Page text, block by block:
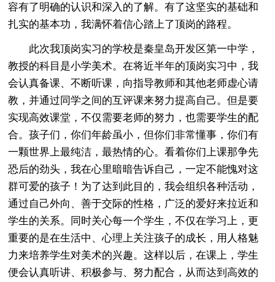
容有了明确的认识和深入的了解。有了这坚实的基础和
扎实的基本功，我满怀着信心踏上了顶岗的路程。
此次我顶岗实习的学校是秦皇岛开发区第一中学，
教授的科目是小学美术。在将近半年的顶岗实习中，我
会认真备课、不断听课，向指导教师和其他老师虚心请
教，并通过同学之间的互评课来努力提高自己。但是要
实现高效课堂，不仅需要老师的努力，也需要学生的配
合。孩子们，你们年龄虽小，但你们非常懂事，你们有
一颗世界上最纯洁，最热情的心。看着你们上课那争先
恐后的劲头，我在心里暗暗告诉自己，一定不能愧对这
群可爱的孩子！为了达到此目的，我会组织各种活动，
通过自己外向、善于交际的性格，广泛的爱好来拉近和
学生的关系。同时关心每一个学生，不仅在学习上，更
重要的是在生活中、心理上关注孩子的成长，用人格魅
力来培养学生对美术的兴趣。这样以后，在课上，学生
便会认真听讲、积极参与、努力配合，从而达到高效的